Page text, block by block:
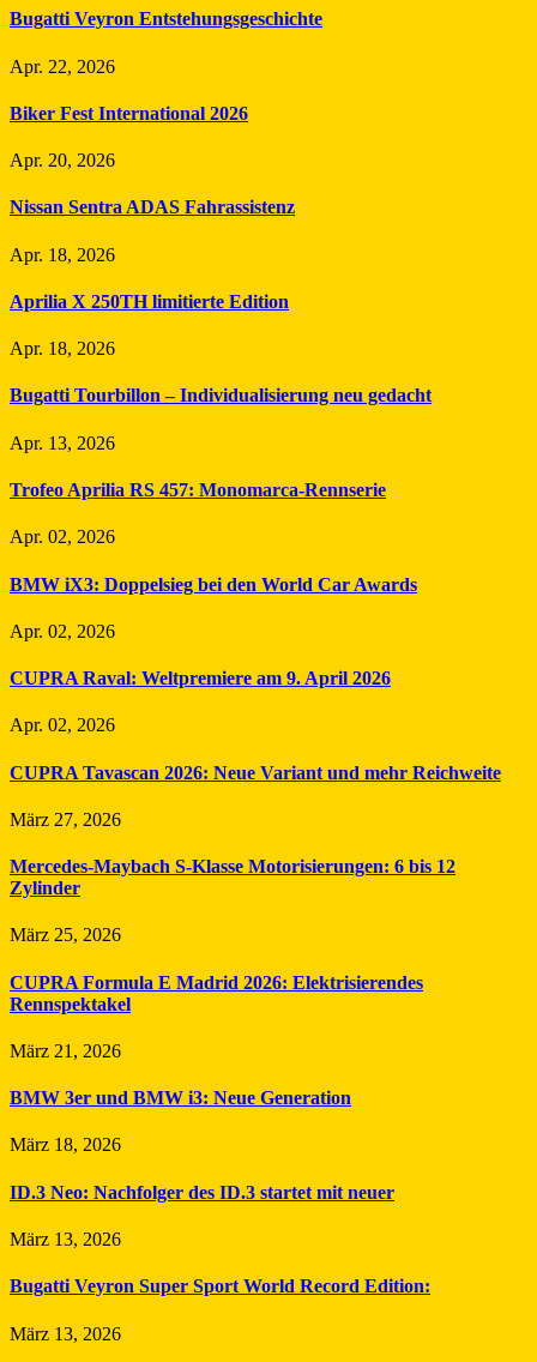
Bugatti Veyron Entstehungsgeschichte
Apr. 22, 2026
Biker Fest International 2026
Apr. 20, 2026
Nissan Sentra ADAS Fahrassistenz
Apr. 18, 2026
Aprilia X 250TH limitierte Edition
Apr. 18, 2026
Bugatti Tourbillon – Individualisierung neu gedacht
Apr. 13, 2026
Trofeo Aprilia RS 457: Monomarca-Rennserie
Apr. 02, 2026
BMW iX3: Doppelsieg bei den World Car Awards
Apr. 02, 2026
CUPRA Raval: Weltpremiere am 9. April 2026
Apr. 02, 2026
CUPRA Tavascan 2026: Neue Variant und mehr Reichweite
März 27, 2026
Mercedes-Maybach S-Klasse Motorisierungen: 6 bis 12
Zylinder
März 25, 2026
CUPRA Formula E Madrid 2026: Elektrisierendes
Rennspektakel
März 21, 2026
BMW 3er und BMW i3: Neue Generation
März 18, 2026
ID.3 Neo: Nachfolger des ID.3 startet mit neuer
März 13, 2026
Bugatti Veyron Super Sport World Record Edition:
März 13, 2026